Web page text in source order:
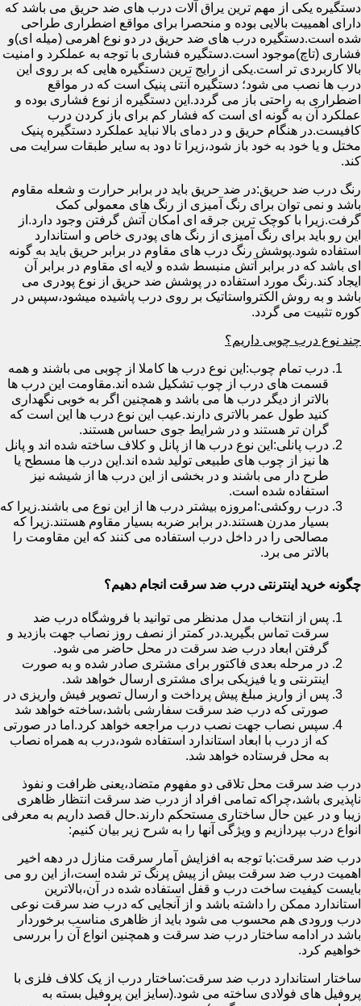
دستگیره یکی از مهم ترین یراق آلات درب های ضد حریق می باشد که
دارای اهمییت بالایی بوده و منحصرا برای مواقع اضطراری طراحی
شده است.دستگیره درب های ضد حریق در دو نوع اهرمی (میله ای)و
فشاری (تاچ)موجود است.دستگیره فشاری با توجه به عملکرد و امنیت
بالا کاربردی تر است.یکی از رایج ترین دستگیره هایی که بر روی این
درب ها نصب می شود؛ دستگیره آنتی پنیک است که در مواقع
اضطراری به راحتی باز می گردد.این دستگیره از نوع فشاری بوده و
عملکرد آن به گونه ای است که فشار کم برای باز کردن درب
کافیست.در هنگام حریق و در دمای بالا نباید عملکرد دستگیره پنیک
مختل و یا خود به خود باز شود،زیرا تا دود به سایر طبقات سرایت می
کند.
رنگ درب ضد حریق:در ضد حریق باید در برابر حرارت و شعله مقاوم
باشد و نمی توان برای رنگ آمیزی از رنگ های معمولی کمک
گرفت.زیرا با کوچک ترین جرقه ای امکان آتش گرفتن وجود دارد.از
این رو باید برای رنگ آمیزی از رنگ های پودری خاص و استاندارد
استفاده شود.پوشش رنگ درب های مقاوم در برابر حریق باید به گونه
ای باشد که در برابر آتش منبسط شده و لایه ای مقاوم در برابر آن
ایجاد کند.رنگ مورد استفاده در پوشش ضد حریق از نوع پودری می
باشد و به روش الکترواستاتیک بر روی درب پاشیده میشود،سپس در
کوره تثبیت می گردد.
چند نوع درب چوبی داریم؟
درب تمام چوب:این نوع درب ها کاملا از چوبی می باشند و همه
قسمت های درب از چوب تشکیل شده اند.مقاومت این درب ها
بالاتر از دیگر درب ها می باشد و همچنین اگر به خوبی نگهداری
کنید طول عمر بالاتری دارند.عیب این نوع درب ها این است که
گران تر هستند و در شرایط جوی حساس هستند.
درب پانلی:این نوع درب ها از پانل و کلاف ساخته شده اند و پانل
ها نیز از چوب های طبیعی تولید شده اند.این درب ها مسطح یا
طرح دار می باشند و در بخشی از این درب ها از شیشه نیز
استفاده شده است.
درب روکشی:امروزه بیشتر درب ها از این نوع می باشند.زیرا که
بسیار مدرن هستند.در برابر ضربه بسیار مقاوم هستند.زیرا که
مصالحی را در داخل درب استفاده می کنند که این مقاومت را
بالاتر می برد.
چگونه خرید اینترنتی درب ضد سرقت انجام دهیم؟
پس از انتخاب مدل مدنظر می توانید با فروشگاه درب ضد
سرقت تماس بگیرید.در کمتر از نصف روز نصاب جهت بازدید و
گرفتن ابعاد درب ضد سرقت در محل حاضر می شود.
در مرحله بعدی فاکتور برای مشتری صادر شده و به صورت
اینترنتی و یا فیزیکی برای مشتری ارسال خواهد شد.
پس از واریز مبلغ پیش پرداخت و ارسال تصویر فیش واریزی در
صورتی که درب ضد سرقت سفارشی باشد،ساخته خواهد شد
سپس نصاب جهت نصب درب مراجعه خواهد کرد.اما در صورتی
که از درب با ابعاد استاندارد استفاده شود،درب به همراه نصاب
به محل فرستاده خواهد شد.
درب ضد سرقت محل تلاقی دو مفهوم متضاد،یعنی ظرافت و نفوذ
ناپذیری باشد،چراکه تمامی افراد از درب ضد سرقت انتظار ظاهری
زیبا و در عین حال ساختاری مستحکم دارند.حال قصد داریم به معرفی
انواع درب بپردازیم و ویژگی آنها را به شرح زیر بیان کنیم:
درب ضد سرقت:با توجه به افزایش آمار سرقت منازل در دهه اخیر
اهمیت درب ضد سرقت بیش از پیش پرنگ تر شده است،از این رو می
بایست کیفیت ساخت درب و قفل استفاده شده در آن،بالاترین
استاندارد ممکن را داشته باشد و از آنجایی که درب ضد سرقت نوعی
درب ورودی هم محسوب می شود باید از ظاهری مناسب برخوردار
باشد در ادامه ساختار درب ضد سرقت و همچنین انواع آن را بررسی
خواهیم کرد.
ساختار استاندارد درب ضد سرقت:ساختار درب از یک کلاف فلزی با
پروفیل های فولادی ساخته می شود.(سایز این پروفیل بسته به